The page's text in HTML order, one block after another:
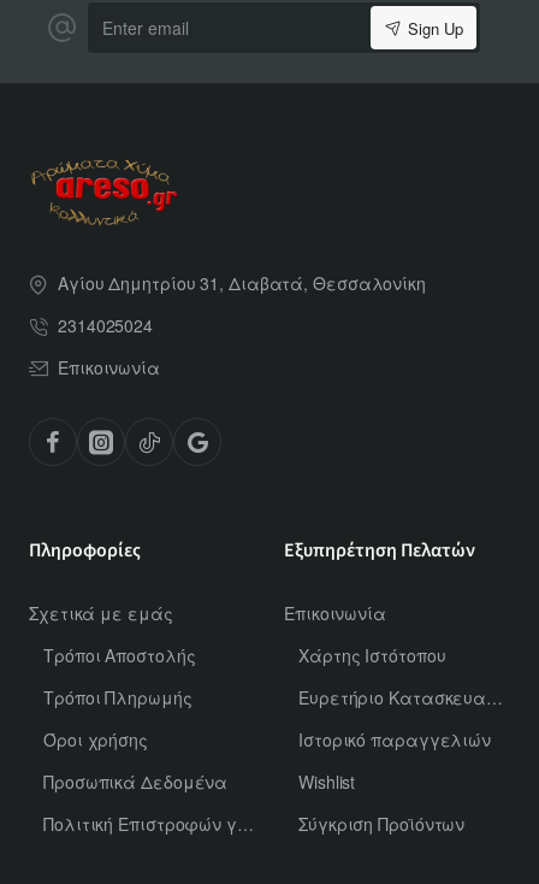
email
Sign Up
Αγίου Δημητρίου 31, Διαβατά, Θεσσαλονίκη
2314025024
Επικοινωνία
Πληροφορίες
Σχετικά με εμάς
Τρόποι Αποστολής
Τρόποι Πληρωμής
Όροι χρήσης
Προσωπικά Δεδομένα
Πολιτική Επιστροφών για Χύμα Αρώματα
Εξυπηρέτηση Πελατών
Επικοινωνία
Χάρτης Ιστότοπου
Ευρετήριο Κατασκευαστών
Ιστορικό παραγγελιών
Wishlist
Σύγκριση Προϊόντων